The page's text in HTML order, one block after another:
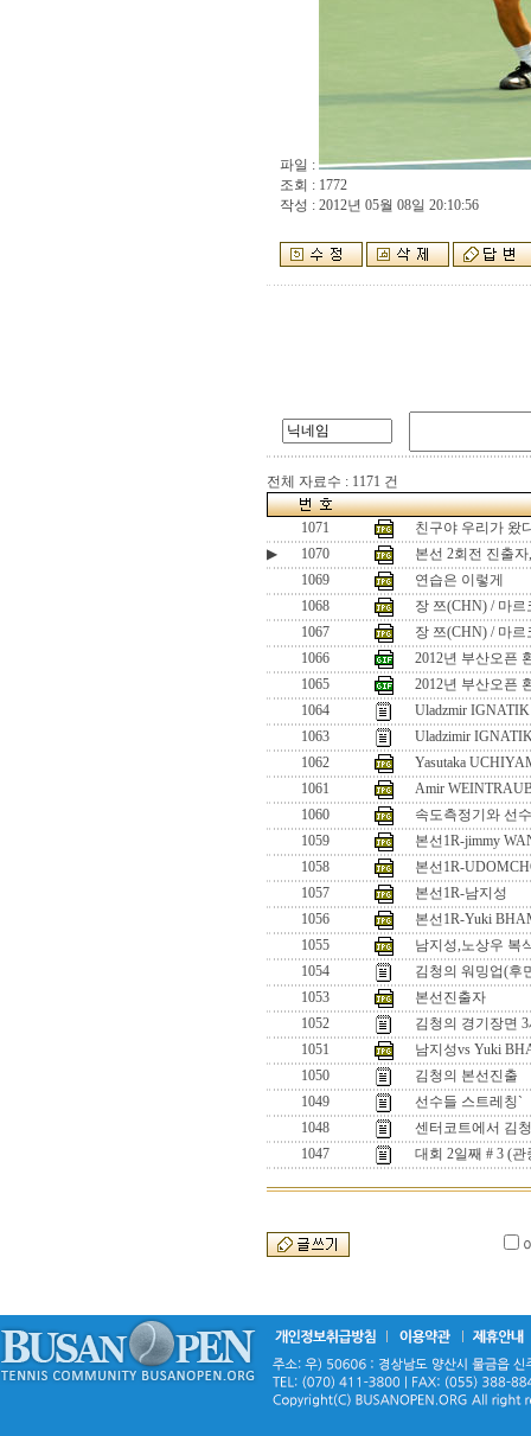
파일 :
조회 : 1772
작성 : 2012년 05월 08일 20:10:56
전체 자료수 : 1171 건
1071
친구야 우리가 왔
▶
1070
본선 2회전 진출
1069
연습은 이렇게
1068
장 쯔(CHN) / 마
1067
장 쯔(CHN) / 마
1066
2012년 부산오픈
1065
2012년 부산오픈
1064
Uladzmir
1063
Uladzimir
1062
Yasutaka
1061
Amir
1060
속도측정기와 선
1059
본선1R-jimmy
1058
본선1R-
1057
본선1R-남지성
1056
본선1R-Yuki
1055
남지성,노상우 복
1054
김청의 워밍업(후
1053
본선진출자
1052
김청의 경기장면
1051
남지성vs Yuki
1050
김청의 본선진출
1049
선수들 스트레칭`
1048
센터코트에서 김
1047
대회 2일째 # 3 (관